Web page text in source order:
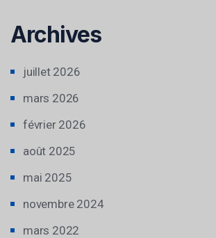
Archives
juillet 2026
mars 2026
février 2026
août 2025
mai 2025
novembre 2024
mars 2022